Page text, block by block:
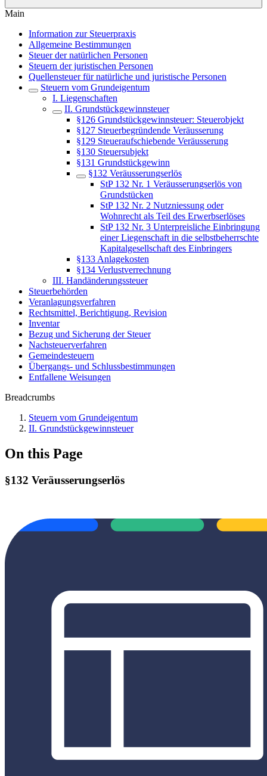
Main
Information zur Steuerpraxis
Allgemeine Bestimmungen
Steuer der natürlichen Personen
Steuern der juristischen Personen
Quellensteuer für natürliche und juristische Personen
Steuern vom Grundeigentum
I. Liegenschaften
II. Grundstückgewinnsteuer
§126 Grundstückgewinnsteuer: Steuerobjekt
§127 Steuerbegründende Veräusserung
§129 Steueraufschiebende Veräusserung
§130 Steuersubjekt
§131 Grundstückgewinn
§132 Veräusserungserlös
StP 132 Nr. 1 Veräusserungserlös von
Grundstücken
StP 132 Nr. 2 Nutzniessung oder
Wohnrecht als Teil des Erwerbserlöses
StP 132 Nr. 3 Unterpreisliche Einbringung
einer Liegenschaft in die selbstbeherrschte
Kapitalgesellschaft des Einbringers
§133 Anlagekosten
§134 Verlustverrechnung
III. Handänderungssteuer
Steuerbehörden
Veranlagungsverfahren
Rechtsmittel, Berichtigung, Revision
Inventar
Bezug und Sicherung der Steuer
Nachsteuerverfahren
Gemeindesteuern
Übergangs- und Schlussbestimmungen
Entfallene Weisungen
Breadcrumbs
Steuern vom Grundeigentum
II. Grundstückgewinnsteuer
On this Page
§132 Veräusserungserlös